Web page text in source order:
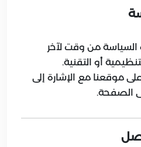
من وقت لآخر
أو التقنية.
موقعنا مع الإشارة إلى
الصفحة.